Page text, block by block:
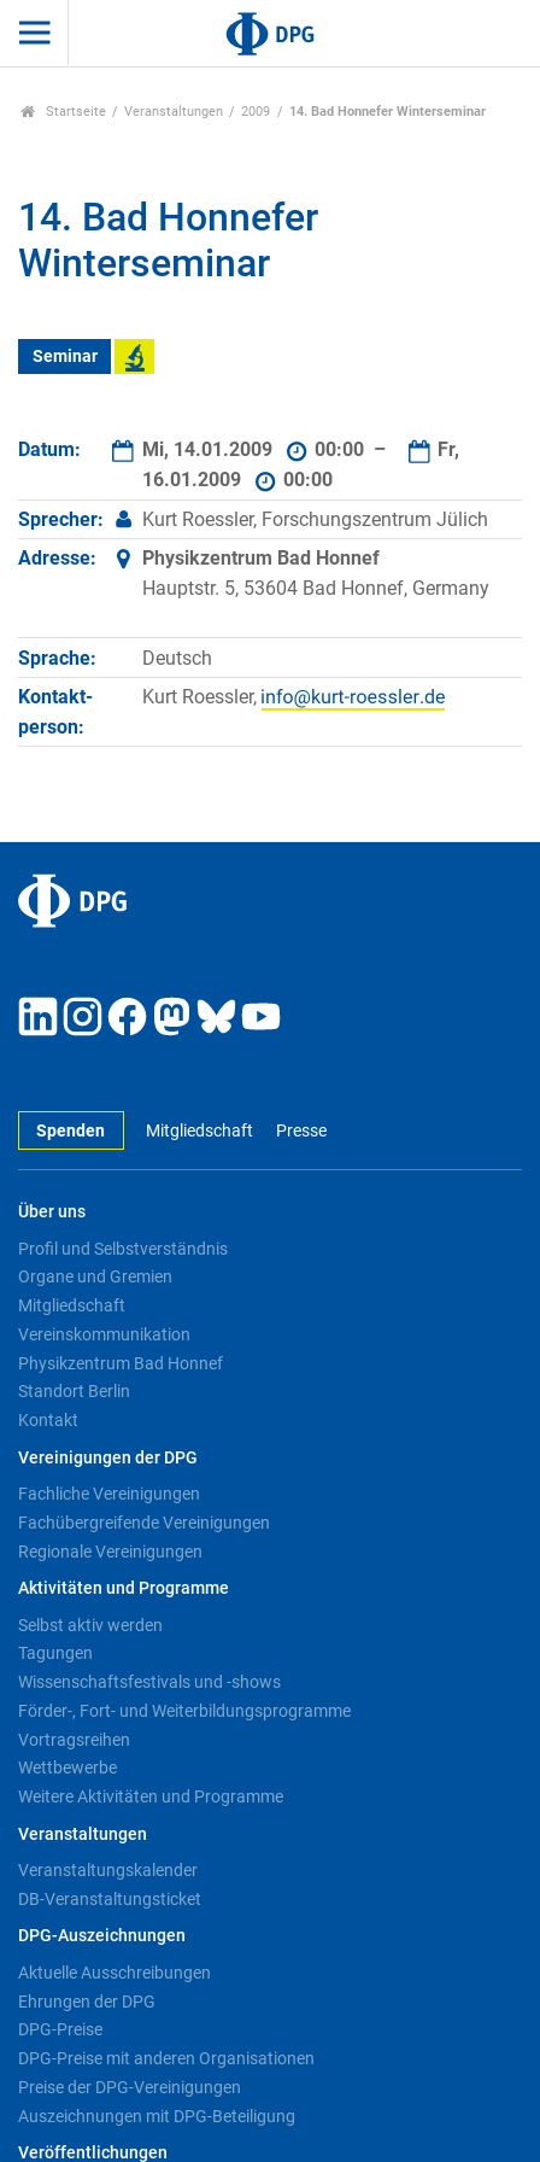
Startseite Veranstaltungen 2009 14. Bad Honnefer Winterseminar
14. Bad Honnefer
Winterseminar
Seminar
Datum: Mi, 14.01.2009 00:00 –
Fr,
16.01.2009
00:00
Sprecher:
Kurt Roessler, Forschungszentrum Jülich
Adresse:
Physikzentrum Bad Honnef
Hauptstr. 5, 53604 Bad Honnef, Germany
Sprache:
Deutsch
Kontakt­
person:
Kurt Roessler,
Spenden Mitgliedschaft Presse
Über uns
Profil und Selbstverständnis
Organe und Gremien
Mitgliedschaft
Vereinskommunikation
Physikzentrum Bad Honnef
Standort Berlin
Kontakt
Vereinigungen der DPG
Fachliche Vereinigungen
Fachübergreifende Vereinigungen
Regionale Vereinigungen
Aktivitäten und Programme
Selbst aktiv werden
Tagungen
Wissenschaftsfestivals und -shows
Förder-, Fort- und Weiterbildungsprogramme
Vortragsreihen
Wettbewerbe
Weitere Aktivitäten und Programme
Veranstaltungen
Veranstaltungskalender
DB-Veranstaltungsticket
DPG-Auszeichnungen
Aktuelle Ausschreibungen
Ehrungen der DPG
DPG-Preise
DPG-Preise mit anderen Organisationen
Preise der DPG-Vereinigungen
Auszeichnungen mit DPG-Beteiligung
Veröffentlichungen